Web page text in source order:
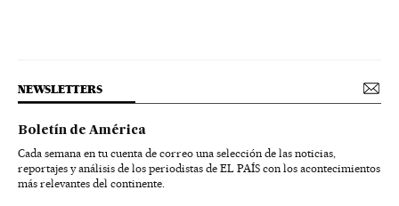
NEWSLETTERS
Boletín de América
Cada semana en tu cuenta de correo una selección de las noticias,
reportajes y análisis de los periodistas de EL PAÍS con los acontecimientos
más relevantes del continente.